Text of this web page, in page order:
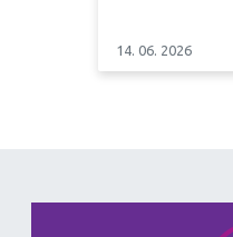
14. 06. 2026